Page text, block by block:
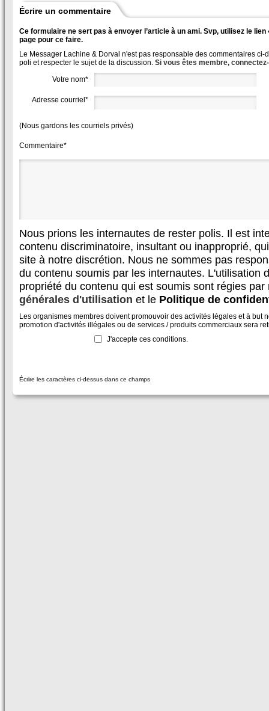
Écrire un commentaire
Ce formulaire ne sert pas à envoyer l’article à un ami. Svp, utilisez le
page pour ce faire.
Le Messager Lachine & Dorval n'est pas responsable des commentaires ci-
poli et respecter le sujet de la discussion. Si vous êtes membre,
Votre nom*
Adresse courriel*
(Nous gardons les courriels privés)
Commentaire*
Nous prions les internautes de rester polis. Il est
contenu discriminatoire, insultant ou inapproprié,
site à notre discrétion. Nous ne sommes pas
du contenu soumis par les internautes. L'utilisation
propriété du contenu qui est soumis sont régies
générales d'utilisation et le Politique de
Les organismes membres doivent promouvoir des activités légales et à but
promotion d'activités illégales ou de services / produits commerciaux sera
J'accepte ces conditions.
Écrire les caractères ci-dessus dans ce champs